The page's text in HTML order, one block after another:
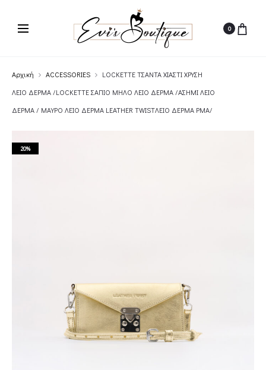
0
Αρχική ACCESSORIES
LOCKETTE ΤΣΑΝΤΑ ΧΙΑΣΤΙ ΧΡΥΣΗ
ΛΕΙΟ ΔΕΡΜΑ /LOCKETTE ΣΑΠΙΟ ΜΗΛΟ ΛΕΙΟ ΔΕΡΜΑ /ΑΣΗΜΙ ΛΕΙΟ
ΔΕΡΜΑ / ΜΑΥΡΟ ΛΕΙΟ ΔΕΡΜΑ LEATHER TWISTΛΕΙΟ ΔΕΡΜΑ ΡΜΑ/
20%